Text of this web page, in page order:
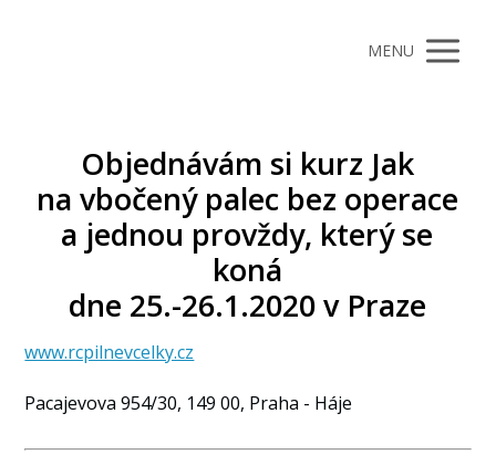
MENU
Objednávám si kurz Jak
na vbočený palec bez operace
a jednou provždy, který se
koná
dne 25.-26.1.2020 v Praze
www.rcpilnevcelky.cz
Pacajevova 954/30, 149 00, Praha - Háje